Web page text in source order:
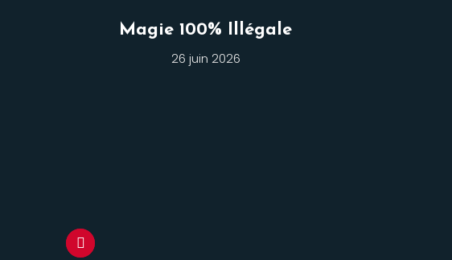
Magie 100% Illégale
26 juin 2026